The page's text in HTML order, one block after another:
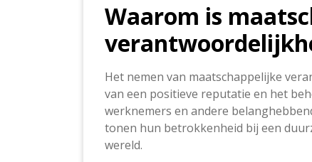
Waarom is
Het nemen van maatschappelijke
van een positieve reputatie en het
werknemers en andere
tonen hun betrokkenheid bij een
wereld.